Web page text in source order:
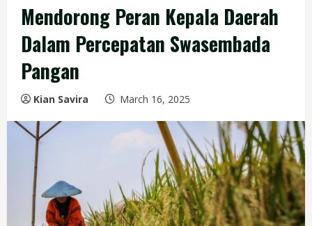
Mendorong Peran Kepala Daerah
Dalam Percepatan Swasembada
Pangan
Kian Savira March 16, 2025